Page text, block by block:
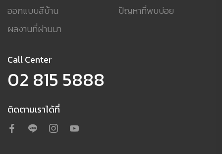
ออกแบบสีบ้าน
ผลงานที่ผ่านมา
ปัญหาที่พบบ่อย
Call Center
02 815 5888
ติดตามเราได้ที่